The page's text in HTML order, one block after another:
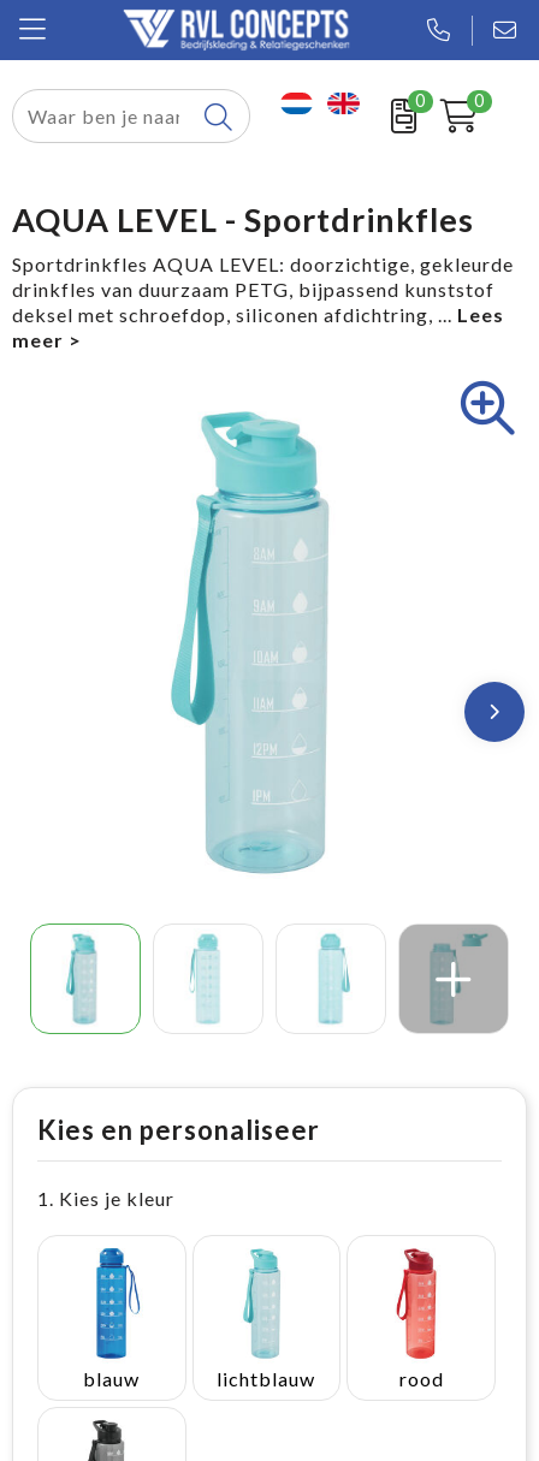
0 0
Relatiegeschenken
Tassen
Sport
AQUA LEVEL - Sportdrinkfles
Sportdrinkfles AQUA LEVEL: doorzichtige, gekleurde
drinkfles van duurzaam PETG, bijpassend kunststof
deksel met schroefdop, siliconen afdichtring, ...
Kies en personaliseer
1. Kies je kleur
blauw lichtblauw rood